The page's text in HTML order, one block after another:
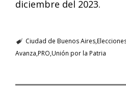
diciembre del 2023.
Ciudad de Buenos Aires
Avanza PRO Unión por la Patria